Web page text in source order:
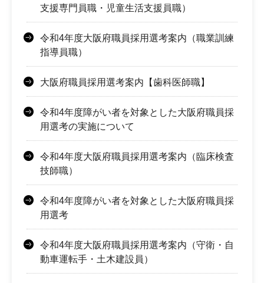
支援専門員職・児童生活支援員職）
令和4年度大阪府職員採用選考案内（職業訓練
指導員職）
大阪府職員採用選考案内【歯科医師職】
令和4年度障がい者を対象とした大阪府職員採
用選考の実施について
令和4年度大阪府職員採用選考案内（臨床検査
技師職）
令和4年度障がい者を対象とした大阪府職員採
用選考
令和4年度大阪府職員採用選考案内（守衛・自
動車運転手・土木建設員）